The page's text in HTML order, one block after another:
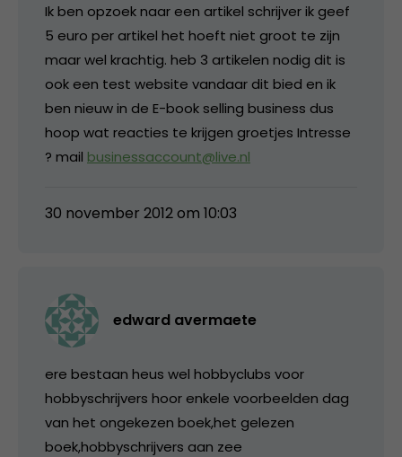
Ik ben opzoek naar een artikel schrijver ik geef
5 euro per artikel het hoeft niet groot te zijn
maar wel krachtig. heb 3 artikelen nodig dit is
ook een test website vandaar dit bied en ik
ben nieuw in de E-book selling business dus
hoop wat reacties te krijgen groetjes Intresse
? mail businessaccount@live.nl
30 november 2012 om 10:03
edward avermaete
ere bestaan heus wel hobbyclubs voor
hobbyschrijvers hoor enkele voorbeelden dag
van het ongekezen boek,het gelezen
boek,hobbyschrijvers aan zee